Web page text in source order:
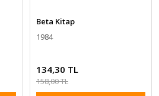
Beta Kitap
1984
134,30 TL
158,00 TL